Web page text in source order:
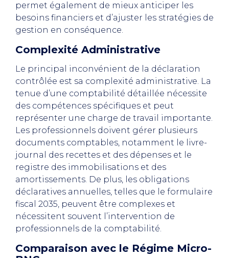
permet également de mieux anticiper les
besoins financiers et d’ajuster les stratégies de
gestion en conséquence.
Complexité Administrative
Le principal inconvénient de la déclaration
contrôlée est sa complexité administrative. La
tenue d’une comptabilité détaillée nécessite
des compétences spécifiques et peut
représenter une charge de travail importante.
Les professionnels doivent gérer plusieurs
documents comptables, notamment le livre-
journal des recettes et des dépenses et le
registre des immobilisations et des
amortissements. De plus, les obligations
déclaratives annuelles, telles que le formulaire
fiscal 2035, peuvent être complexes et
nécessitent souvent l’intervention de
professionnels de la comptabilité.
Comparaison avec le Régime Micro-